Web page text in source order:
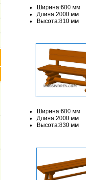
Ширина:600 мм
Длина:2000 мм
Высота:810 мм
Ширина:600 мм
Длина:2000 мм
Высота:830 мм